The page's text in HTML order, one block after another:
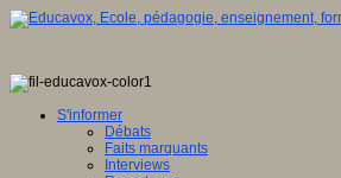
S'informer
Débats
Faits marquants
Interviews